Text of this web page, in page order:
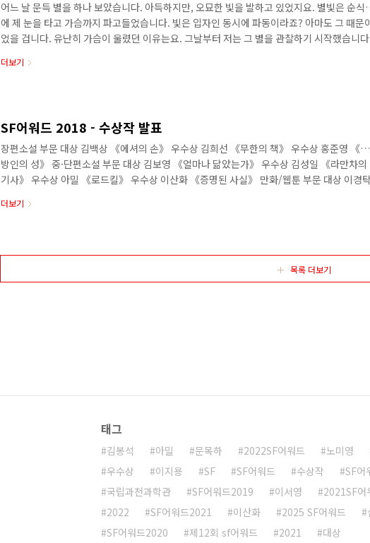
어느 날 문득 별을 하나 보았습니다. 아득하지만, 오묘한 빛을 발하고 있었지요. 별빛은 순식
에 제 눈을 타고 가슴까지 파고들었습니다. 빛은 입자인 동시에 파동이라죠? 아마도 그 때문
었을 겁니다. 유난히 가슴이 울렸던 이유는요. 그날부터 저는 그 별을 관찰하기 시작했습니
다. 별빛이 속삭이는 이야기에 빠져들지 않을 수 없었지요. 저는 그 별에 이라는 이름을 붙여주
더보기
SF어워드 2018 - 수상작 발표
장편소설 부문 대상 김백상 《에셔의 손》 우수상 김희선 《무한의 책》 우수상 홍준영 《이
방인의 성》 중·단편소설 부문 대상 김보영 《얼마나 닮았는가》 우수상 김성일 《라만차의
기사》 우수상 아밀 《로드킬》 우수상 이산화 《증명된 사실》 만화/웹툰 부문 대상 이경
대상 최수진 《오제이티: On the Job Training》 우수상 권혁준 《낙진》 우수상 봉준호
소설 부문 수상작 및 심사평 [SF어워드 2018] ..
더보기
목록 더보기
태그
김봉석 아밀 문목하 2022SF어워드 노미영
우수상
이지용 SF SF어워드 수상작 SF어
국립과천과학관
SF어워드2019 이서영 2021SF어
2022
SF어워드2021 이산화 2025 SF어워드
SF어워드2020
제12회 sf어워드 2021 대상